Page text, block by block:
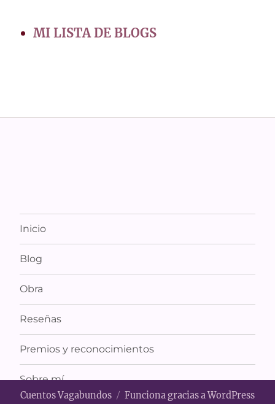
MI LISTA DE BLOGS
Inicio
Blog
Obra
Reseñas
Premios y reconocimientos
Sobre mí
Cuentos Vagabundos Funciona gracias a WordPress